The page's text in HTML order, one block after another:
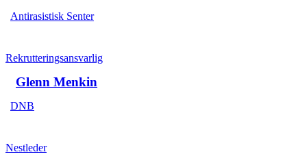
Antirasistisk Senter
Rekrutteringsansvarlig
Glenn Menkin
DNB
Nestleder